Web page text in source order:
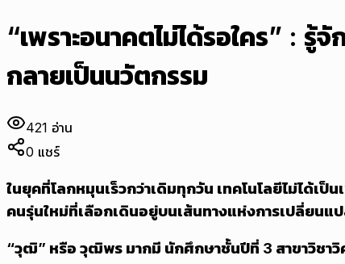
“เพราะอนาคตไม่ได้รอใคร” :
กลายเป็นนวัตกรรม
421 อ่าน
0 แชร์
ในยุคที่โลกหมุนเร็วกว่าเดิมทุกวัน เทคโนโลยีไม่ได้เ
คนรุ่นใหม่ที่เลือกเดินอยู่บนเส้นทางแห่งการเปลี่ยนแ
“วุฒิ” หรือ วุฒิพร มากมี นักศึกษาชั้นปีที่ 3 สาขาวิชาวิ